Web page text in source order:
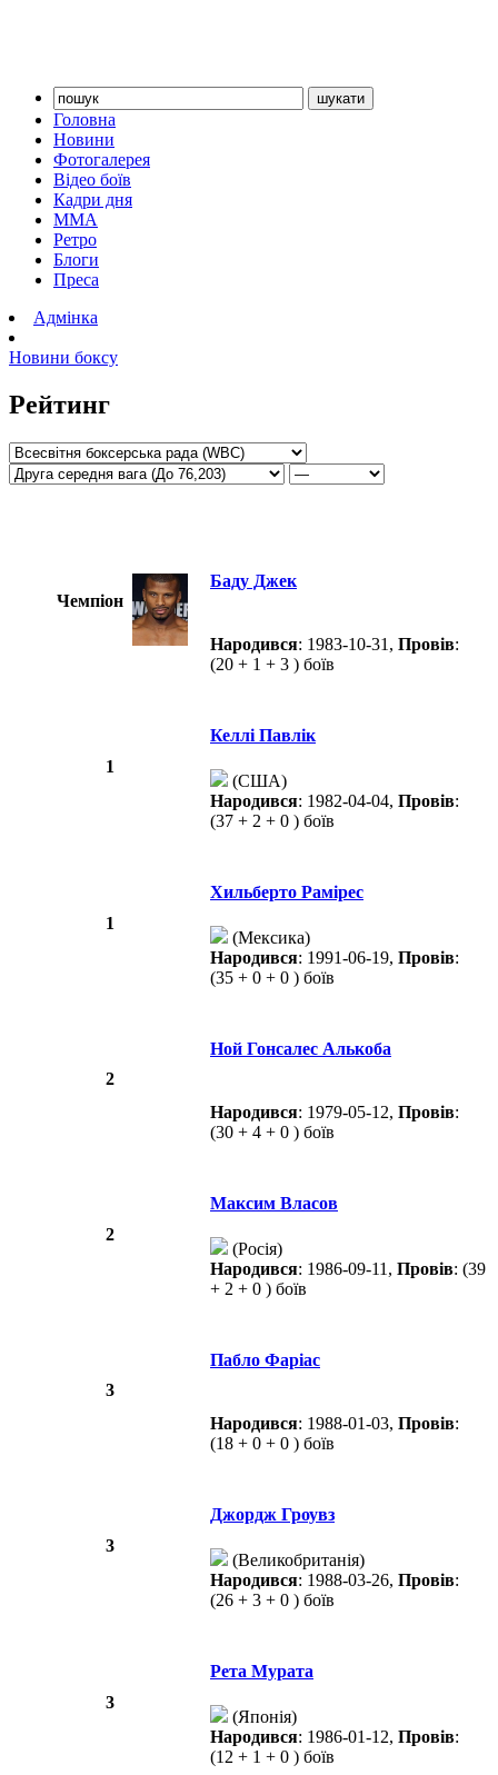
Головна
Новини
Фотогалерея
Відео боїв
Кадри дня
ММА
Ретро
Блоги
Преса
Адмінка
Новини боксу
Рейтинг
Чемпіон
Баду Джек
Народився: 1983-10-31, Провів:
(20 + 1 + 3 ) боїв
1
Келлі Павлік
(США)
Народився: 1982-04-04, Провів:
(37 + 2 + 0 ) боїв
1
Хильберто Рамірес
(Мексика)
Народився: 1991-06-19, Провів:
(35 + 0 + 0 ) боїв
2
Ной Гонсалес Алькоба
Народився: 1979-05-12, Провів:
(30 + 4 + 0 ) боїв
2
Максим Власов
(Росія)
Народився: 1986-09-11, Провів: (39
+ 2 + 0 ) боїв
3
Пабло Фаріас
Народився: 1988-01-03, Провів:
(18 + 0 + 0 ) боїв
3
Джордж Гроувз
(Великобританія)
Народився: 1988-03-26, Провів:
(26 + 3 + 0 ) боїв
3
Рета Мурата
(Японія)
Народився: 1986-01-12, Провів:
(12 + 1 + 0 ) боїв